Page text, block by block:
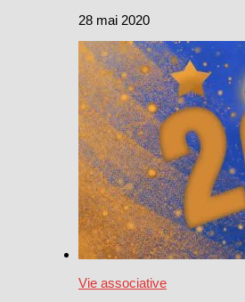
28 mai 2020
Vie associative